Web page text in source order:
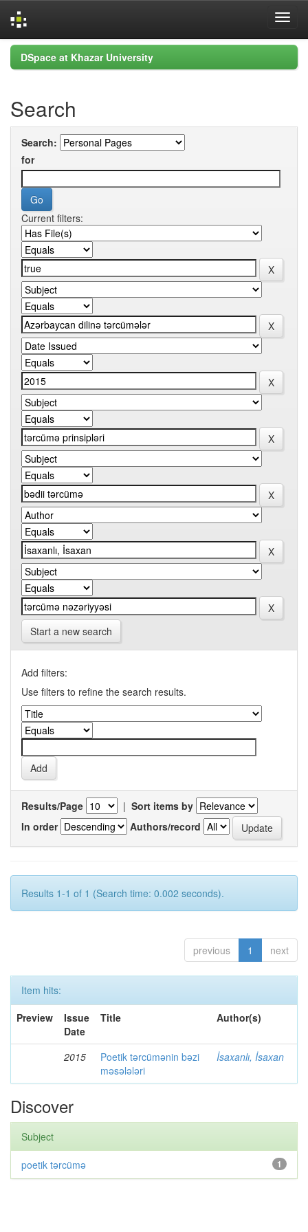
Skip
navigation
DSpace at Khazar University
Search
Search:
for
Current filters:
Start a new search
Add filters:
Use filters to refine the search results.
Results/Page | Sort items by
In order
Authors/record
Results 1-1 of 1 (Search time: 0.002 seconds).
previous 1 next
Item hits:
Preview
Issue
Date
Title Author(s)
2015
Poetik tərcümənin bəzi
məsələləri
İsaxanlı, İsaxan
Discover
Subject
1
poetik tərcümə